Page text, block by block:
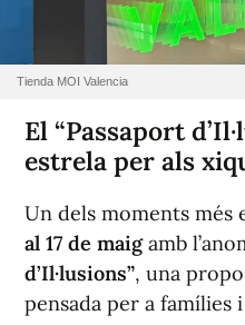
Tienda MOI Valencia
El “Passaport
estrela per als
Un dels moments més
al 17 de maigamb
d’Il·lusions”, una
pensada per a famílies